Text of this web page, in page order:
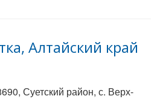
Алтайский край
Суетский район, с. Верх-